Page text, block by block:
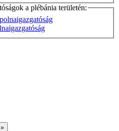
a plébánia területén: